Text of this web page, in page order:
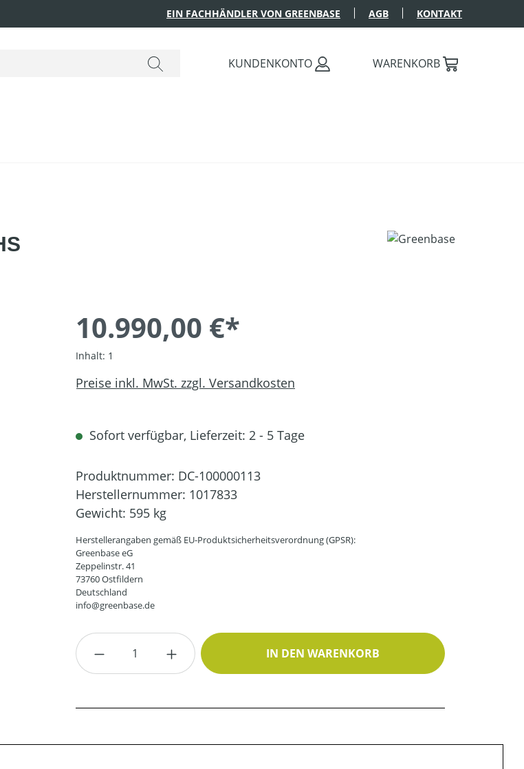
EIN FACHHÄNDLER VON GREENBASE AGB KONTAKT
KUNDENKONTO WARENKORB
10.990,00 €*
Inhalt: 1
Preise inkl. MwSt. zzgl. Versandkosten
Sofort verfügbar, Lieferzeit: 2 - 5 Tage
Produktnummer: DC-100000113
Herstellernummer: 1017833
Gewicht: 595 kg
Herstellerangaben gemäß EU-Produktsicherheitsverordnung (GPSR):
Greenbase eG
Zeppelinstr. 41
73760 Ostfildern
Deutschland
info@greenbase.de
Produkt Anzahl: Gib den gewünschten Wert ein oder
IN DEN WARENKORB